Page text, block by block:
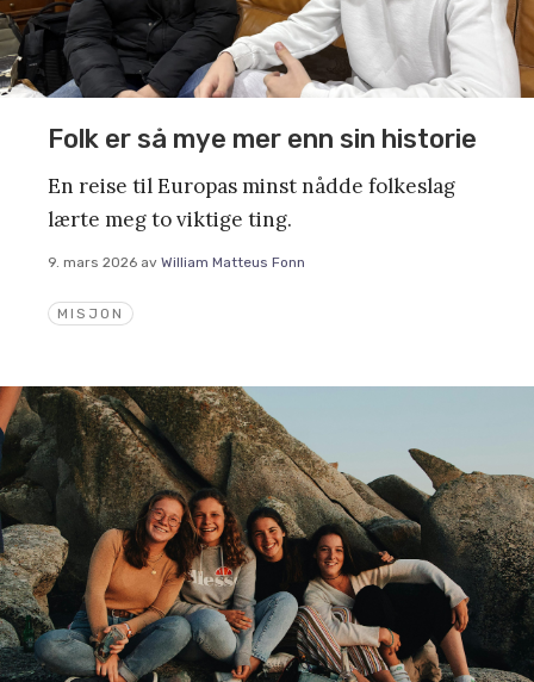
MISJON
Folk er så mye mer enn sin historie
En reise til Europas minst nådde folkeslag
lærte meg to viktige ting.
9. mars 2026 av William Matteus Fonn